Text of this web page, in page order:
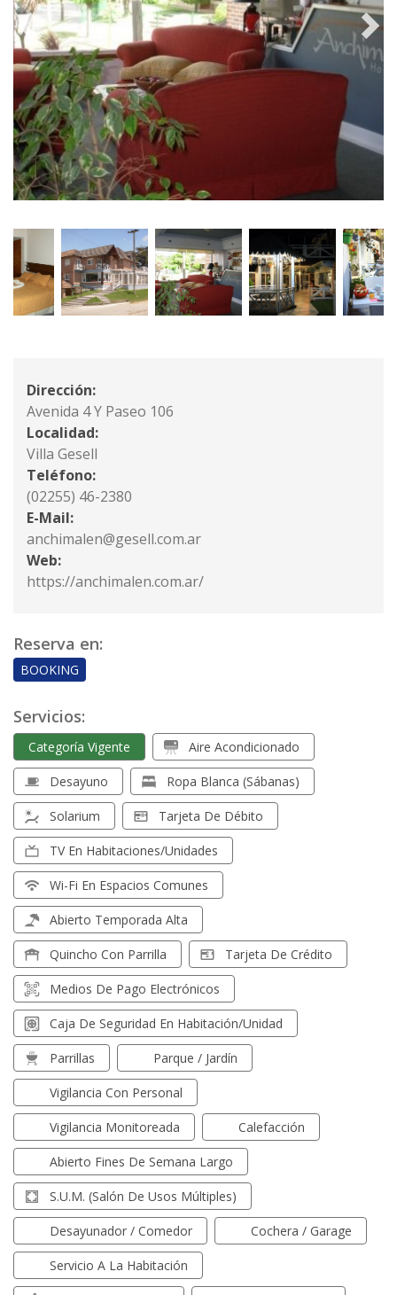
Dirección:
Avenida 4 Y Paseo 106
Localidad:
Villa Gesell
Teléfono:
(02255) 46-2380
E-Mail:
anchimalen@gesell.com.ar
Web:
https://anchimalen.com.ar/
Reserva en:
BOOKING
Servicios:
Categoría Vigente Aire Acondicionado
Desayuno Ropa Blanca (sábanas)
Solarium Tarjeta De Débito
TV En Habitaciones/unidades
Wi-Fi En Espacios Comunes
Abierto Temporada Alta
Quincho Con Parrilla Tarjeta De Crédito
Medios De Pago Electrónicos
Caja De Seguridad En Habitación/unidad
Parrillas Parque / Jardín
Vigilancia Con Personal
Vigilancia Monitoreada Calefacción
Abierto Fines De Semana Largo
S.U.M. (Salón De Usos Múltiples)
Desayunador / Comedor Cochera / Garage
Servicio A La Habitación